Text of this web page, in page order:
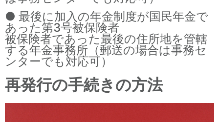
● 最後に加入の年金制度が国民年金で
あった第3号被保険者
被保険者であった最後の住所地を管轄
する年金事務所（郵送の場合は事務セ
ンターでも対応可）
再発行の手続きの方法